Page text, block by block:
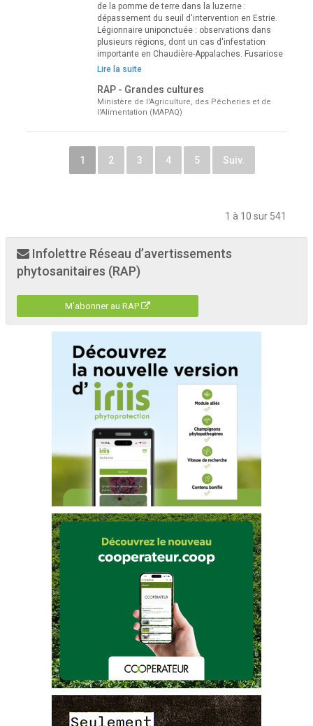
de la pomme de terre dans la luzerne :
dépassement du seuil d'intervention en Estrie.
Légionnaire uniponctuée : observations dans
plusieurs régions, dont un cas d'infestation
importante en Chaudière-Appalaches. Fusariose
Lire la suite
RAP - Grandes cultures
Ministère de l'Agriculture, des Pêcheries et de
l'Alimentation (MAPAQ)
1 2 3 4 5 Suiv.
1 à 10 sur 541
Infolettre Réseau d’avertissements
phytosanitaires (RAP)
M'abonner au RAP